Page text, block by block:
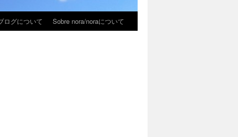
ログについて Sobre nora/noraについて